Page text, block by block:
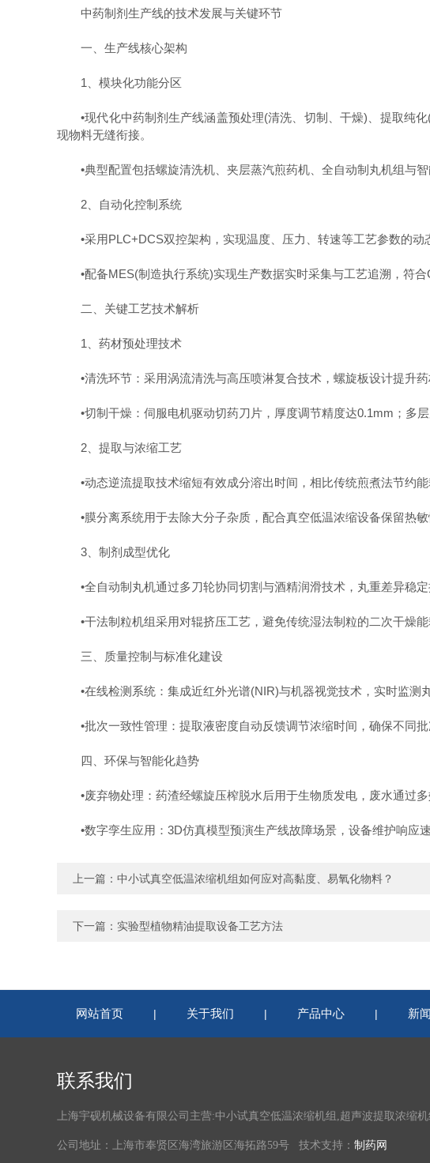
中药制剂生产线的技术发展与关键环节
一、生产线核心架构
1‌、模块化功能分区‌
•现代化中药制剂生产线涵盖‌预处理‌(清洗、切制、干燥)、‌提取纯化‌
现物料无缝衔接。
•典型配置包括螺旋清洗机、夹层蒸汽煎药机、全自动制丸机组与智
2‌、自动化控制系统‌
•采用PLC+DCS双控架构，实现温度、压力、转速等工艺参数的动
•配备MES(制造执行系统)实现生产数据实时采集与工艺追溯，符合
二、关键工艺技术解析
1‌、药材预处理技术‌
•‌清洗环节‌：采用涡流清洗与高压喷淋复合技术，螺旋板设计提升药
‌•切制干燥‌：伺服电机驱动切药刀片，厚度调节精度达0.1mm；多层
2‌、提取与浓缩工艺‌
•动态逆流提取技术缩短有效成分溶出时间，相比传统煎煮法节约能
•膜分离系统用于去除大分子杂质，配合真空低温浓缩设备保留热敏
3‌、制剂成型优化‌
•全自动制丸机通过多刀轮协同切割与酒精润滑技术，丸重差异稳定
•干法制粒机组采用对辊挤压工艺，避免传统湿法制粒的二次干燥能
三、质量控制与标准化建设
•‌在线检测系统‌：集成近红外光谱(NIR)与机器视觉技术，实时监测
‌•批次一致性管理‌：提取液密度自动反馈调节浓缩时间，确保不同批
四、环保与智能化趋势
•‌废弃物处理‌：药渣经螺旋压榨脱水后用于生物质发电，废水通过多
‌•数字孪生应用‌：3D仿真模型预演生产线故障场景，设备维护响应速
上一篇： 中小试真空低温浓缩机组如何应对高黏度、易氧化物料？
下一篇： 实验型植物精油提取设备工艺方法
网站首页 | 关于我们 | 产品中心 | 新
联系我们
上海宇砚机械设备有限公司主营:中小试真空低温浓缩机组,超声波提取浓缩机
公司地址：上海市奉贤区海湾旅游区海拓路59号 技术支持： 制药网